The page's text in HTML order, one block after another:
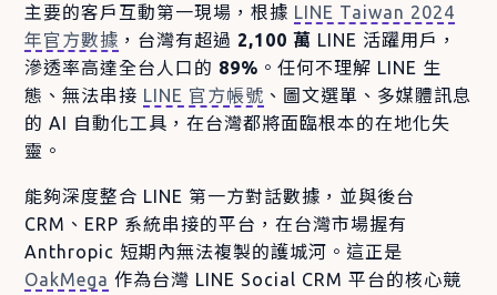
主要的客戶互動第一現場，根據 LINE Taiwan 2024
年官方數據 ，台灣有超過 2,100 萬 LINE 活躍用戶，
滲透率高達全台人口的 89% 。任何不理解 LINE 生
態、無法串接 LINE 官方帳號 、圖文選單、多媒體訊息
的 AI 自動化工具，在台灣都將面臨根本的在地化失
靈。
能夠深度整合 LINE 第一方對話數據，並與後台
CRM、ERP 系統串接的平台，在台灣市場握有
Anthropic 短期內無法複製的護城河。這正是
OakMega 作為台灣 LINE Social CRM 平台的核心競